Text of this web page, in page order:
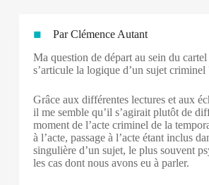
Par Clémence Autant
Ma question de départ au sein du
s’articule la logique d’un sujet criminel
Grâce aux différentes lectures et aux
il me semble qu’il s’agirait plutôt de
moment de l’acte criminel de la
à l’acte, passage à l’acte étant inclus
singulière d’un sujet, le plus souvent
les cas dont nous avons eu à parler.